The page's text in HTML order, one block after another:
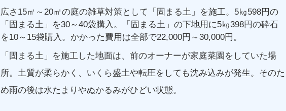
広さ15㎡～20㎡の庭の雑草対策として「固まる土」を施工。5㎏598円の
「固まる土」を30～40袋購入。「固まる土」の下地用に5㎏398円の砕石
を10～15袋購入。かかった費用は全部で22,000円～30,000円。
「固まる土」を施工した地面は、前のオーナーが家庭菜園をしていた場
所。土質が柔らかく、いくら盛土や転圧をしても沈み込みが発生。そのた
め雨の後は水たまりやぬかるみがひどい状態。